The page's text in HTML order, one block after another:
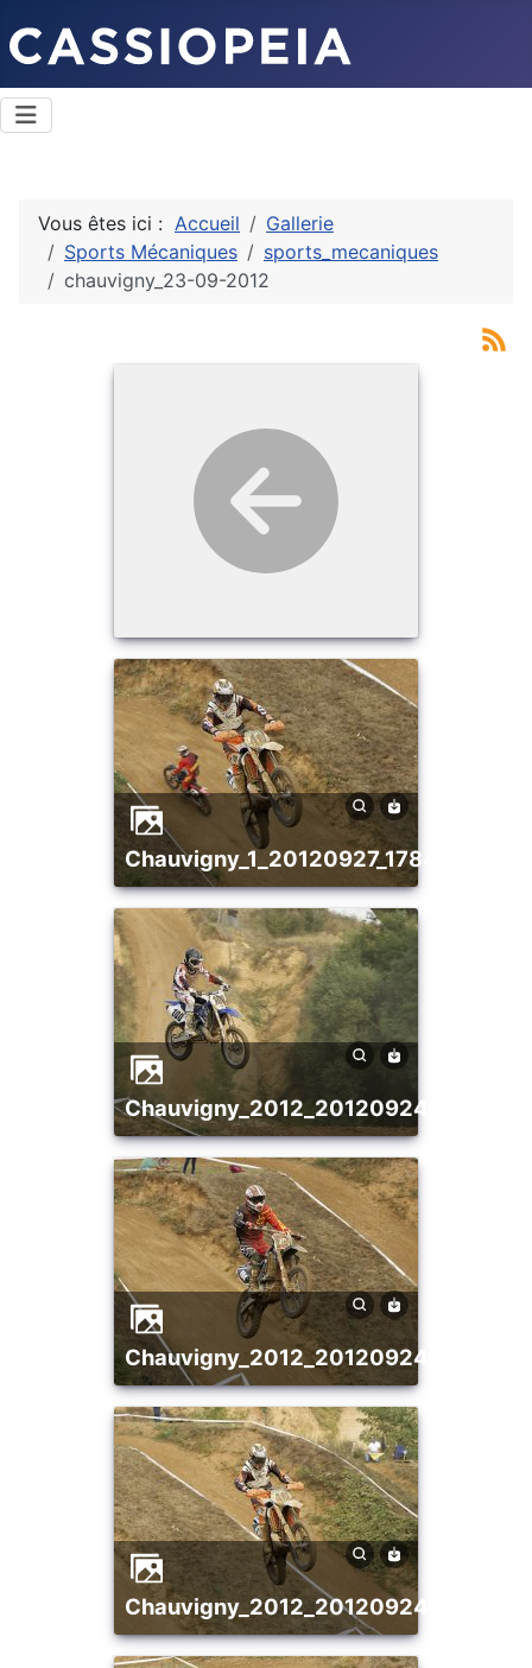
Vous êtes ici : Accueil
Gallerie
Sports Mécaniques
sports_mecaniques
chauvigny_23-09-2012
chauvigny_1_20120927_1784451818